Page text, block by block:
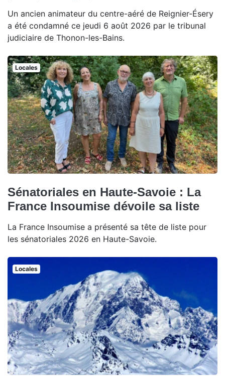
Un ancien animateur du centre-aéré de Reignier-Ésery
a été condamné ce jeudi 6 août 2026 par le tribunal
judiciaire de Thonon-les-Bains.
Locales
Sénatoriales en Haute-Savoie : La
France Insoumise dévoile sa liste
La France Insoumise a présenté sa tête de liste pour
les sénatoriales 2026 en Haute-Savoie.
Locales